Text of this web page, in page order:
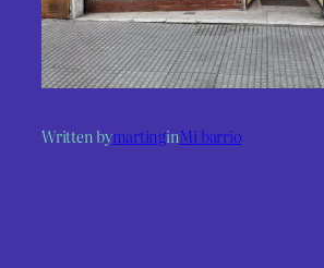
Written bymartinginMi barrio